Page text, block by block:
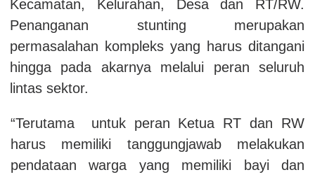
Kecamatan, Kelurahan, Desa dan RT/RW.
Penanganan stunting merupakan
permasalahan kompleks yang harus ditangani
hingga pada akarnya melalui peran seluruh
lintas sektor.
“Terutama untuk peran Ketua RT dan RW
harus memiliki tanggungjawab melakukan
pendataan warga yang memiliki bayi dan